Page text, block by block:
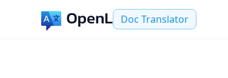
Doc Translator